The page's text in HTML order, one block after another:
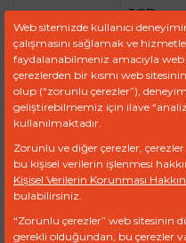
JCB
3T40052032
Web sitemizde kullanıcı
çalışmasını sağlamak ve
faydalanabilmeniz amacıyla
çerezlerden bir kısmı web
olup (“zorunlu çerezler”),
geliştirebilmemiz için ilave
kullanılmaktadır.
Zorunlu ve diğer çerezler,
bu kişisel verilerin işlenmesi
Kişisel Verilerin Korunması
bulabilirsiniz.
“Zorunlu çerezler” web sitesinin
gerekli olduğundan, bu çerezler